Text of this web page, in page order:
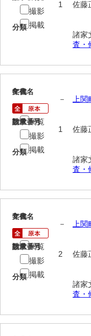
宇野家文書
浦家文書
恵良宏収
相木家文書
大中家文
大村益次
佐藤
分類
諸家
査・
1
撮影
掲載
6
文書名
上
請求番号
佐藤
分類
諸家
査・
年代
－
数量
1
閲覧
撮影
掲載
7
文書名
上
請求番号
佐藤
分類
諸家
査・
年代
－
数量
2
閲覧
撮影
掲載